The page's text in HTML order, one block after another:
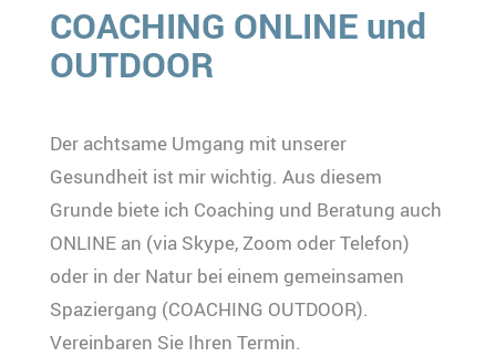
COACHING ONLINE und
OUTDOOR
Der achtsame Umgang mit unserer
Gesundheit ist mir wichtig. Aus diesem
Grunde biete ich Coaching und Beratung auch
ONLINE an (via Skype, Zoom oder Telefon)
oder in der Natur bei einem gemeinsamen
Spaziergang (COACHING OUTDOOR).
Vereinbaren Sie Ihren Termin.